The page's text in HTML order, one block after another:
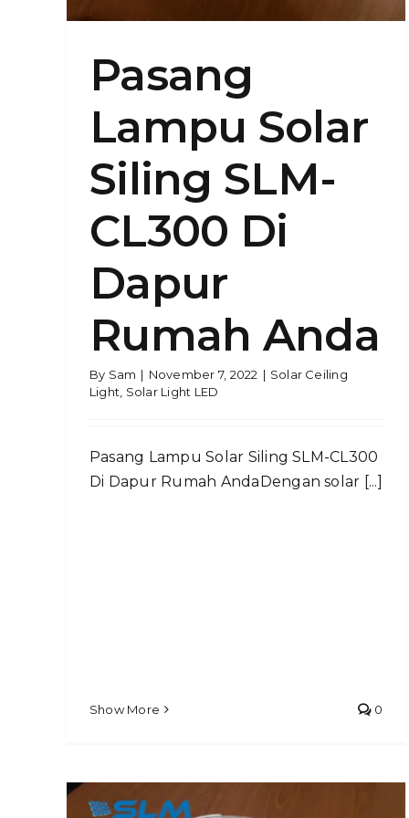
Pasang
Lampu Solar
Siling SLM-
CL300 Di
Dapur
Rumah Anda
By Sam | November 7, 2022 | Solar Ceiling
Light Solar Light LED
Pasang Lampu Solar Siling SLM-CL300
Di Dapur Rumah AndaDengan solar [...]
Show More 0